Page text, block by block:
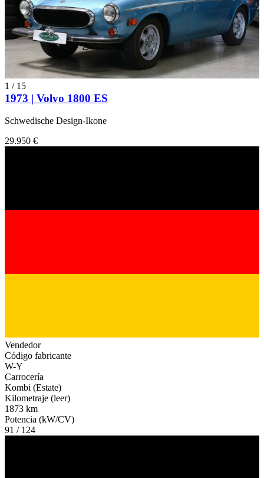
1 / 15
1973 | Volvo 1800 ES
Schwedische Design-Ikone
29.950 €
Vendedor
Código fabricante
W-Y
Carrocería
Kombi (Estate)
Kilometraje (leer)
1873 km
Potencia (kW/CV)
91 / 124